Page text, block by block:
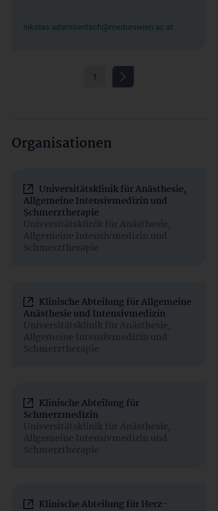
nikolas.adamowitsch@meduniwien.ac.at
1
Organisationen
Universitätsklinik für Anästhesie,
Allgemeine Intensivmedizin und
Schmerztherapie
Universitätsklinik für Anästhesie,
Allgemeine Intensivmedizin und
Schmerztherapie
Klinische Abteilung für Allgemeine
Anästhesie und Intensivmedizin
Universitätsklinik für Anästhesie,
Allgemeine Intensivmedizin und
Schmerztherapie
Klinische Abteilung für
Schmerzmedizin
Universitätsklinik für Anästhesie,
Allgemeine Intensivmedizin und
Schmerztherapie
Klinische Abteilung für Herz-